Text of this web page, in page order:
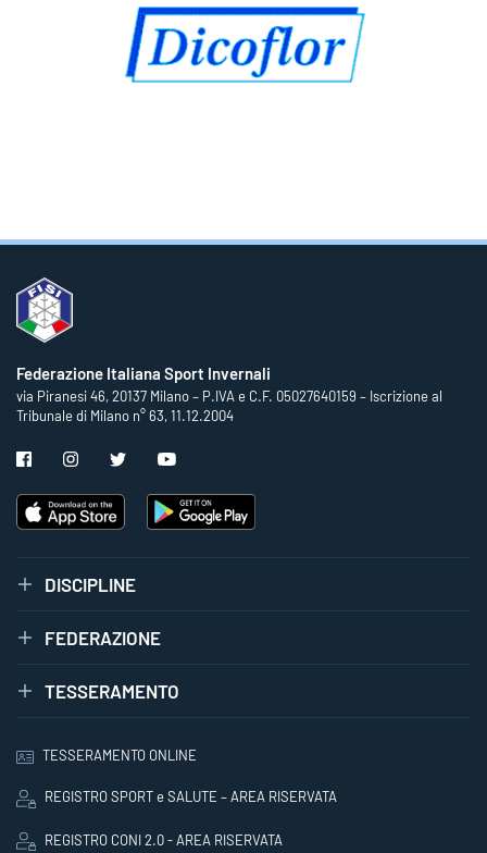
Federazione Italiana Sport Invernali
via Piranesi 46, 20137 Milano – P.IVA e C.F. 05027640159 – Iscrizione al
Tribunale di Milano n° 63, 11.12.2004
DISCIPLINE
FEDERAZIONE
TESSERAMENTO
TESSERAMENTO ONLINE
REGISTRO SPORT e SALUTE – AREA RISERVATA
REGISTRO CONI 2.0 - AREA RISERVATA